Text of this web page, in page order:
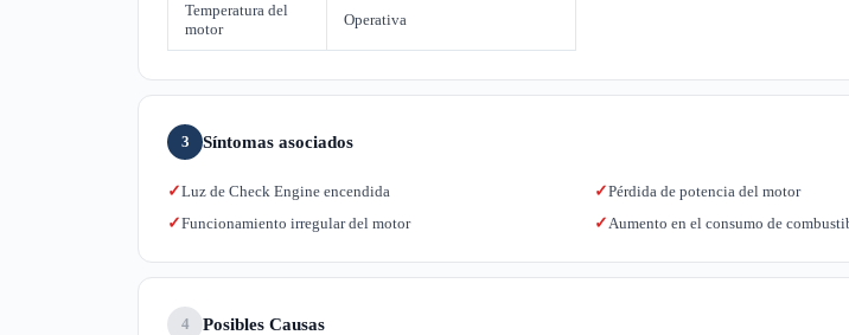
Temperatura del
motor
Operativa
3 Síntomas asociados
✓Luz de Check Engine encendida ✓Pérdida de potencia del motor
✓Funcionamiento irregular del motor ✓ Aumento en el consumo de
4 Posibles Causas